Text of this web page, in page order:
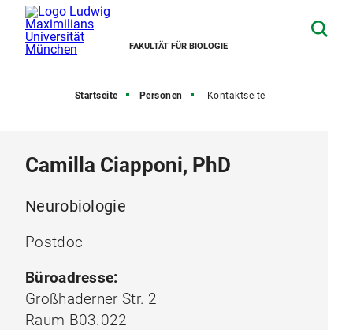
FAKULTÄT FÜR BIOLOGIE
Startseite Personen Kontaktseite
Camilla Ciapponi, PhD
Neurobiologie
Postdoc
Büroadresse:
Großhaderner Str. 2
Raum B03.022